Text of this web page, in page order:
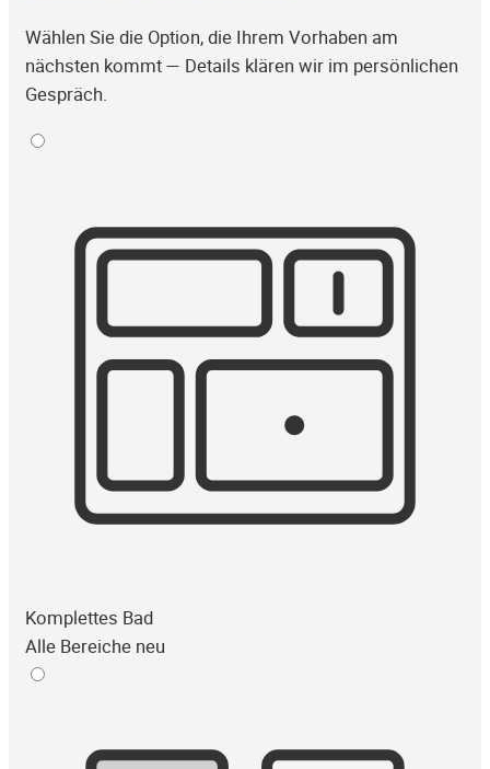
Wählen Sie die Option, die Ihrem Vorhaben am
nächsten kommt — Details klären wir im persönlichen
Gespräch.
Komplettes Bad
Alle Bereiche neu